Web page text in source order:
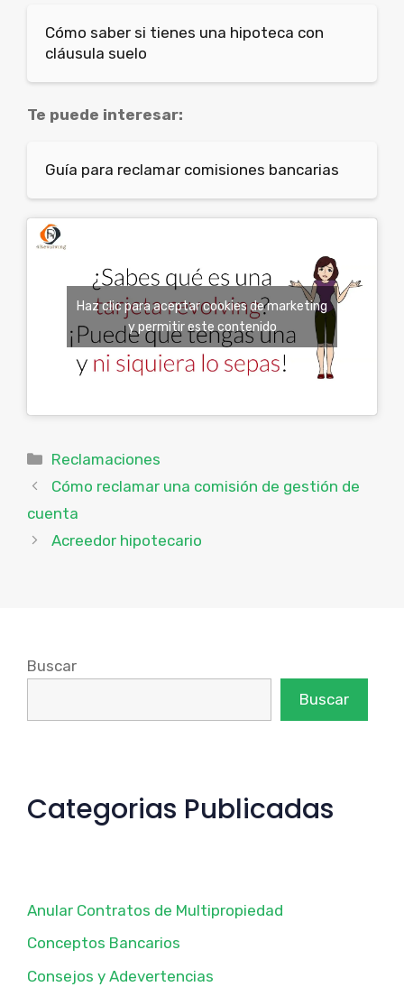
Cómo saber si tienes una hipoteca con
cláusula suelo
Te puede interesar:
Guía para reclamar comisiones bancarias
Haz clic para aceptar cookies de marketing
y permitir este contenido
Categorías
Reclamaciones
Cómo reclamar una comisión de gestión de
cuenta
Acreedor hipotecario
Buscar
Buscar
Categorias Publicadas
Anular Contratos de Multipropiedad
Conceptos Bancarios
Consejos y Adevertencias